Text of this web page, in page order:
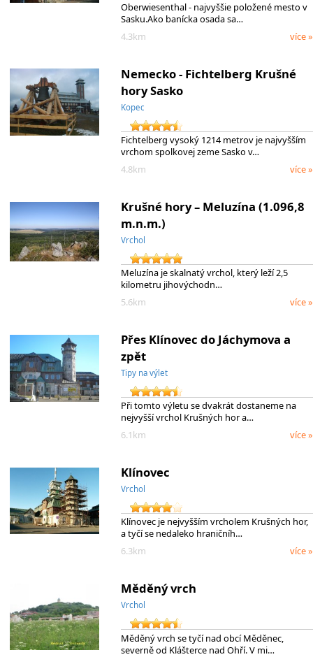
Oberwiesenthal - najvyššie položené mesto v
Sasku.Ako banícka osada sa…
4.3km
více »
Nemecko - Fichtelberg Krušné
hory Sasko
Kopec
Fichtelberg vysoký 1214 metrov je najvyšším
vrchom spolkovej zeme Sasko v…
4.8km
více »
Krušné hory – Meluzína (1.096,8
m.n.m.)
Vrchol
Meluzína je skalnatý vrchol, který leží 2,5
kilometru jihovýchodn…
5.6km
více »
Přes Klínovec do Jáchymova a
zpět
Tipy na výlet
Při tomto výletu se dvakrát dostaneme na
nejvyšší vrchol Krušných hor a…
6.1km
více »
Klínovec
Vrchol
Klínovec je nejvyšším vrcholem Krušných hor,
a tyčí se nedaleko hraničníh…
6.3km
více »
Měděný vrch
Vrchol
Měděný vrch se tyčí nad obcí Měděnec,
severně od Klášterce nad Ohří. V mi…